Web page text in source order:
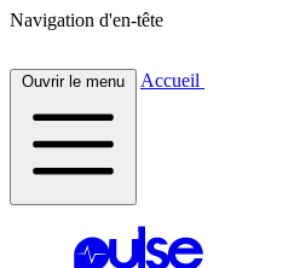
Navigation d'en-tête
Ouvrir le menu Accueil